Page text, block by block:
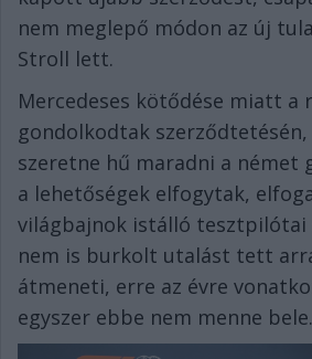
nem meglepő módon az új
Stroll lett.
Mercedeses kötődése miatt a
gondolkodtak szerződtetésén,
szeretne hű maradni a német
a lehetőségek elfogytak,
világbajnok istálló tesztpilótai
nem is burkolt utalást tett
átmeneti, erre az évre
egyszer ebbe nem menne bele.